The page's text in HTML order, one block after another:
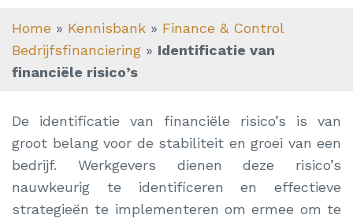
Home » Kennisbank » Finance & Control
Bedrijfsfinanciering » Identificatie van
financiële risico’s
De identificatie van financiële risico’s is van
groot belang voor de stabiliteit en groei van een
bedrijf. Werkgevers dienen deze risico’s
nauwkeurig te identificeren en effectieve
strategieën te implementeren om ermee om te